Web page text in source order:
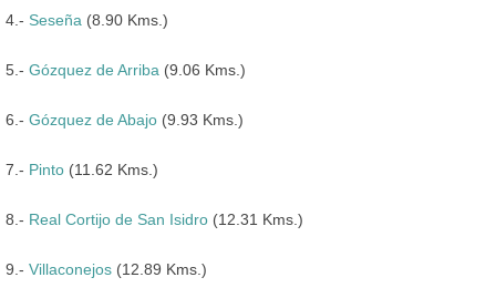
4.- Seseña (8.90 Kms.)
5.- Gózquez de Arriba (9.06 Kms.)
6.- Gózquez de Abajo (9.93 Kms.)
7.- Pinto (11.62 Kms.)
8.- Real Cortijo de San Isidro (12.31 Kms.)
9.- Villaconejos (12.89 Kms.)